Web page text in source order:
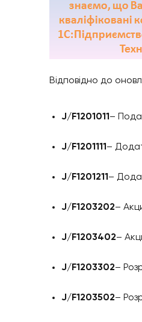
Відповідно до
J/F1201011 –
J/F1201111 –
J/F1201211 –
J/F1203202–
J/F1203402–
J/F1203302–
J/F1203502–